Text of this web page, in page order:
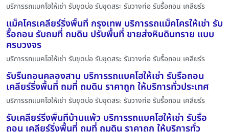
บริการรถแบคโฮให้เช่า รับขุดบ่อ รับขุดสระ รับวางท่อ รับรื้อถอน เคลียร์ร
แม็คโครเคลียร์ริ่งพื้นที่ กรุงเทพ บริการรถแม็คโครให้เช่า รับ
รื้อถอน รับถมที่ ถมดิน ปรับพื้นที่ ขายส่งหินดินทราย แบบ
ครบวงจร
บริการรถแบคโฮให้เช่า รับขุดบ่อ รับขุดสระ รับวางท่อ รับรื้อถอน เคลียร์ร
รับรื้นถอนคลองสาน บริการรถแบคโฮให้เช่า รับรื้อถอน
เคลียร์ริ่งพื้นที่ ถมที่ ถมดิน ราคาถูก ให้บริการทั่วประเทศ
บริการรถแบคโฮให้เช่า รับขุดบ่อ รับขุดสระ รับวางท่อ รับรื้อถอน เคลียร์ร
รับเคลียร์ริ่งพื้นที่บ้านแพ้ว บริการรถแบคโฮให้เช่า รับรื้อ
ถอน เคลียร์ริ่งพื้นที่ ถมที่ ถมดิน ราคาถูก ให้บริการทั่ว